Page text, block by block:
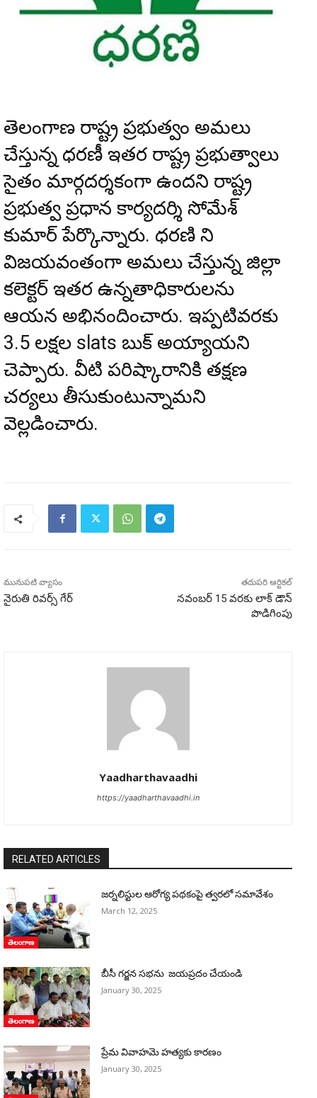
తెలంగాణ రాష్ట్ర ప్రభుత్వం అమలు
చేస్తున్న ధరణీ ఇతర రాష్ట్ర ప్రభుత్వాలు
సైతం మార్గదర్శకంగా ఉందని రాష్ట్ర
ప్రభుత్వ ప్రధాన కార్యదర్శి సోమేశ్
కుమార్ పేర్కొన్నారు. ధరణి ని
విజయవంతంగా అమలు చేస్తున్న జిల్లా
కలెక్టర్ ఇతర ఉన్నతాధికారులను
ఆయన అభినందించారు. ఇప్పటివరకు
3.5 లక్షల slats బుక్ అయ్యాయని
చెప్పారు. వీటి పరిష్కారానికి తక్షణ
చర్యలు తీసుకుంటున్నామని
వెల్లడించారు.
మునుపటి వ్యాసం
నైరుతి రివర్స్ గేర్
తదుపరి ఆర్టికల్
నవంబర్ 15 వరకు లాక్ డౌన్
పొడిగింపు
Yaadharthavaadhi
https://yaadharthavaadhi.in
RELATED ARTICLES
తెలంగాణ
జర్నలిస్టుల ఆరోగ్య పథకంపై త్వరలో సమావేశం
March 12, 2025
తెలంగాణ
బీసీ గర్జన సభను జయప్రదం చేయండి
January 30, 2025
ప్రేమ వివాహమె హత్యకు కారణం
January 30, 2025